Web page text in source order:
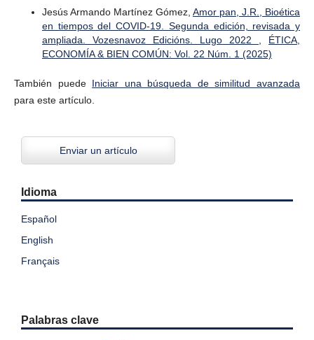
Jesús Armando Martínez Gómez,Amor pan, J.R., Bioética
en tiempos del COVID-19. Segunda edición, revisada y
ampliada. Vozesnavoz Edicións. Lugo 2022
ÉTICA,
ECONOMÍA & BIEN COMÚN: Vol. 22 Núm. 1 (2025)
También puede Iniciar una búsqueda de similitud avanzada
para este artículo.
Enviar un artículo
Idioma
Español
English
Français
Palabras clave